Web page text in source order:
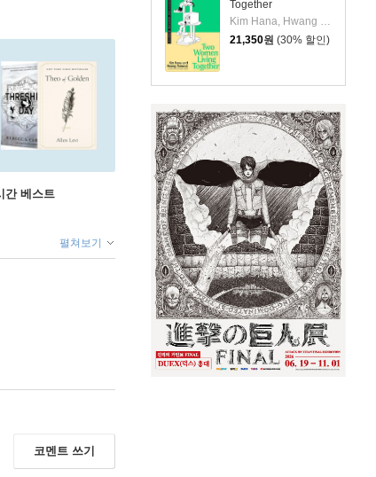
Together
21,350원 (30% 할인)
간 베스트
펼쳐보기
코멘트 쓰기